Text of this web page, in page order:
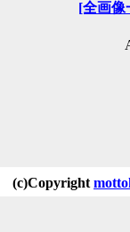
[全画像
(c)Copyright